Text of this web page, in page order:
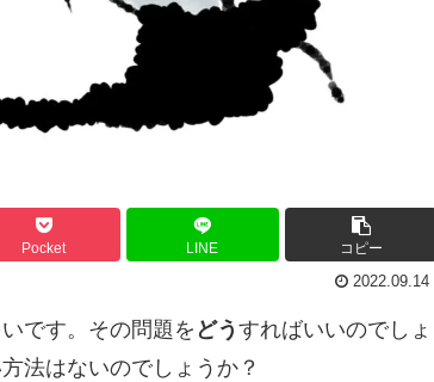
Pocket LINE コピー
2022.09.14
です。その問題を どう すればいいのでしょ
法はないのでしょうか？